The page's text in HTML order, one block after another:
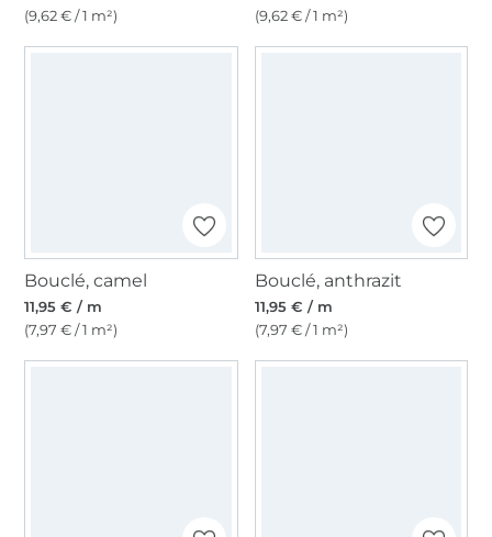
(9,62 € / 1 m²)
(9,62 € / 1 m²)
Bouclé, camel
11,95 € / m
(7,97 € / 1 m²)
Bouclé, anthrazit
11,95 € / m
(7,97 € / 1 m²)